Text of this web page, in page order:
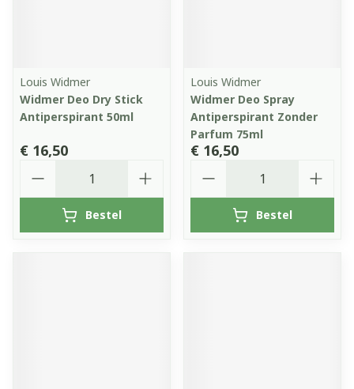
Louis Widmer
Widmer Deo Dry Stick
Antiperspirant 50ml
€ 16,50
Bestel
Louis Widmer
Widmer Deo Spray
Antiperspirant Zonder
Parfum 75ml
€ 16,50
Bestel